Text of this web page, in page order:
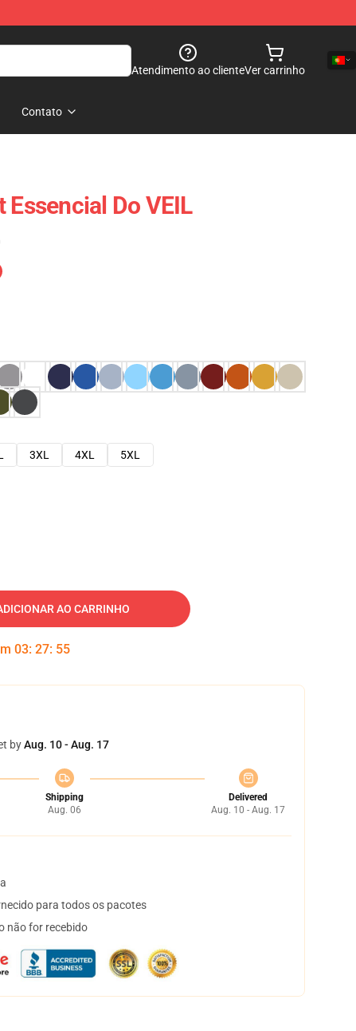
Atendimento ao clienteVer carrinho
Contato
Essencial Do VEIL
3XL 4XL
5XL
AO CARRINHO
03: 27: 54
byAug. 10 - Aug. 17
Shipping
Aug. 06
Delivered
Aug. 10 - Aug. 17
para todos os pacotes
não for recebido